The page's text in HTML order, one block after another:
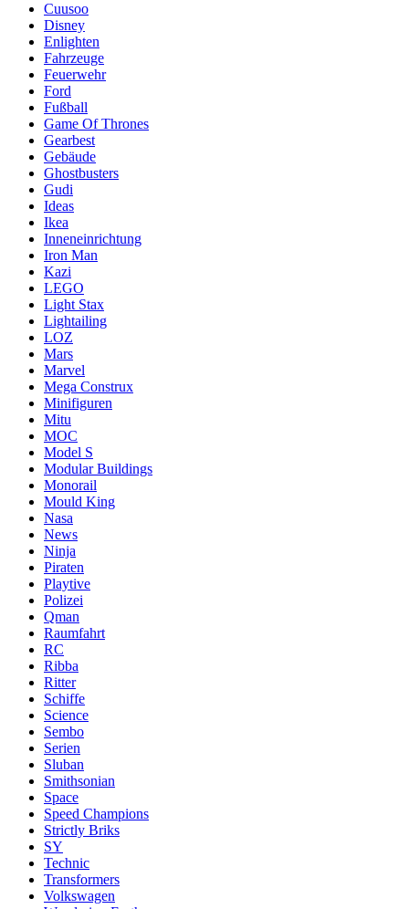
Cuusoo
Disney
Enlighten
Fahrzeuge
Feuerwehr
Ford
Fußball
Game Of Thrones
Gearbest
Gebäude
Ghostbusters
Gudi
Ideas
Ikea
Inneneinrichtung
Iron Man
Kazi
LEGO
Light Stax
Lightailing
LOZ
Mars
Marvel
Mega Construx
Minifiguren
Mitu
MOC
Model S
Modular Buildings
Monorail
Mould King
Nasa
News
Ninja
Piraten
Playtive
Polizei
Qman
Raumfahrt
RC
Ribba
Ritter
Schiffe
Science
Sembo
Serien
Sluban
Smithsonian
Space
Speed Champions
Strictly Briks
SY
Technic
Transformers
Volkswagen